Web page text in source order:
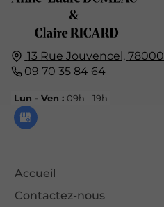
13 Rue Jouvencel,78000
09 70 35 84 64
Lun - Ven :09h - 19h
Accueil
Contactez-nous